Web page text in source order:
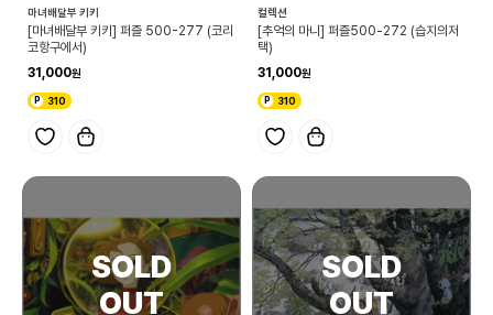
마녀배달부 키키
[마녀배달부 키키] 퍼즐 500-277 (코리
코항구에서)
31,000
310
컬렉션
[추억의 마니] 퍼즐500-272 (습지의저
택)
31,000
310